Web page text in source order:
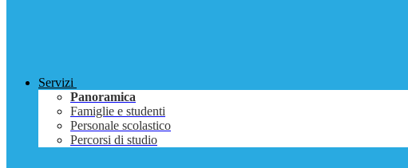
Servizi
Panoramica
Famiglie e studenti
Personale scolastico
Percorsi di studio